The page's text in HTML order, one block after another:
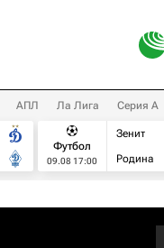
АПЛ Ла Лига Серия А
Футбол
09.08 17:00
Зенит
Родина